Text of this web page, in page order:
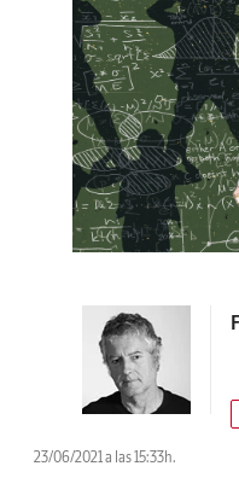
23/06/2021 a las 15:33h.